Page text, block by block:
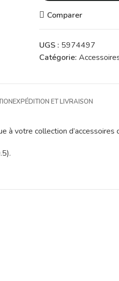
Comparer
UGS : 5974497
Catégorie:
EXPÉDITION ET LIVRAISON
à votre collection d’accessoires